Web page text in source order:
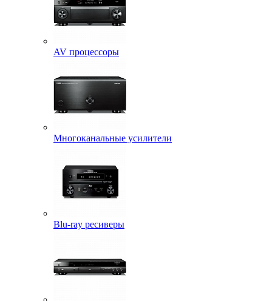
AV процессоры
Многоканальные усилители
Blu-ray ресиверы